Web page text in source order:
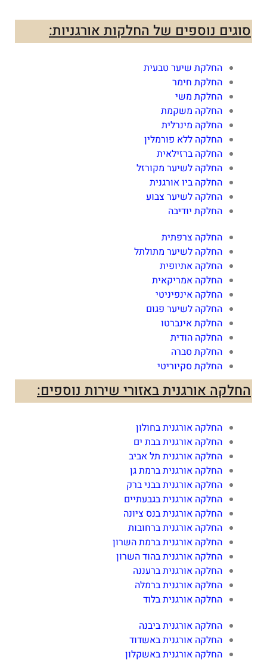
סוגים נוספים של החלקות אורגניות:
החלקת שיער טבעית
החלקת חימר
החלקת משי
החלקה משקמת
החלקה מינרלית
החלקה ללא פורמלין
החלקה ברזילאית
החלקה לשיער מקורזל
החלקה ביו אורגנית
החלקה לשיער צבוע
החלקת יודיבה
החלקה צרפתית
החלקה לשיער מתולתל
החלקה אתיופית
החלקה אמריקאית
החלקה אינפיניטי
החלקה לשיער פגום
החלקת אינברטו
החלקה הודית
החלקת סברה
החלקת סקיוריטי
החלקה אורגנית באזורי שירות נוספים:
החלקה אורגנית בחולון
החלקה אורגנית בבת ים
החלקה אורגנית תל אביב
החלקה אורגנית ברמת גן
החלקה אורגנית בבני ברק
החלקה אורגנית בגבעתיים
החלקה אורגנית בנס ציונה
החלקה אורגנית ברחובות
החלקה אורגנית ברמת השרון
החלקה אורגנית בהוד השרון
החלקה אורגנית ברעננה
החלקה אורגנית ברמלה
החלקה אורגנית בלוד
החלקה אורגנית ביבנה
החלקה אורגנית באשדוד
החלקה אורגנית באשקלון